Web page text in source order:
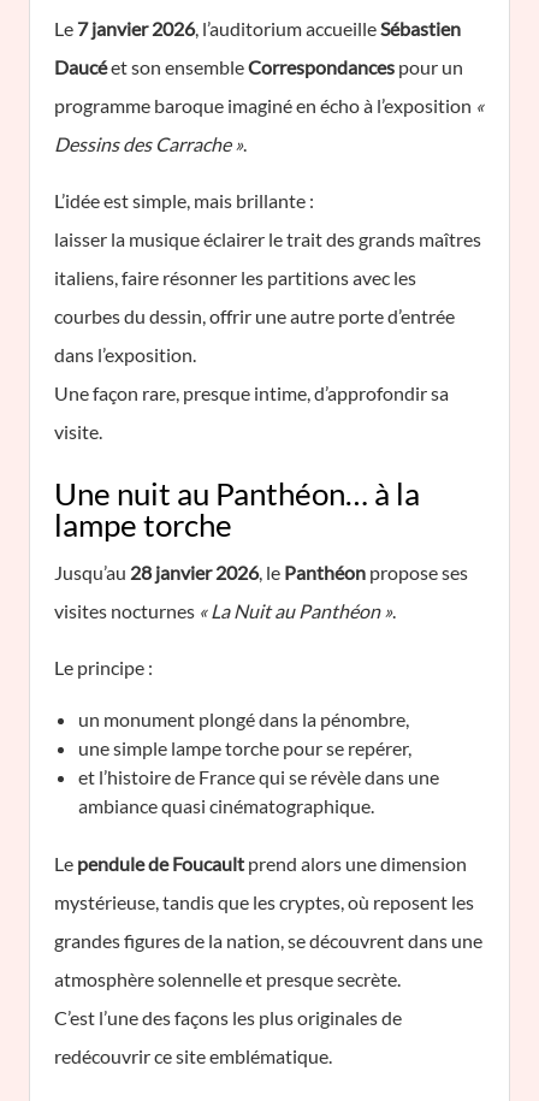
Le 7 janvier 2026, l’auditorium accueilleSébastien
Daucéet son ensembleCorrespondances pour un
programme baroque imaginé en écho à l’exposition «
Dessins des Carrache ».
L’idée est simple, mais brillante :
laisser la musique éclairer le trait des grands maîtres
italiens, faire résonner les partitions avec les
courbes du dessin, offrir une autre porte d’entrée
dans l’exposition.
Une façon rare, presque intime, d’approfondir sa
visite.
Une nuit au Panthéon… à la
lampe torche
Jusqu’au 28 janvier 2026, le Panthéon propose ses
visites nocturnes « La Nuit au Panthéon ».
Le principe :
un monument plongé dans la pénombre,
une simple lampe torche pour se repérer,
et l’histoire de France qui se révèle dans une
ambiance quasi cinématographique.
Le pendule de Foucault prend alors une dimension
mystérieuse, tandis que les cryptes, où reposent les
grandes figures de la nation, se découvrent dans une
atmosphère solennelle et presque secrète.
C’est l’une des façons les plus originales de
redécouvrir ce site emblématique.